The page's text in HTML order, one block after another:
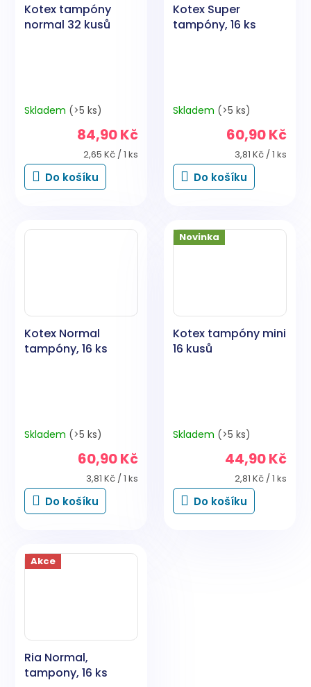
Kotex tampóny
normal 32 kusů
Skladem (>5 ks)
84,90 Kč
Měrná
cena:
2,65 Kč / 1 ks
Do košíku
Kotex Super
tampóny, 16 ks
Skladem (>5 ks)
60,90 Kč
Měrná
cena:
3,81 Kč / 1 ks
Do košíku
Kotex Normal
tampóny, 16 ks
Skladem (>5 ks)
60,90 Kč
Měrná
cena:
3,81 Kč / 1 ks
Do košíku
Novinka
Kotex tampóny mini
16 kusů
Skladem (>5 ks)
44,90 Kč
Měrná
cena:
2,81 Kč / 1 ks
Do košíku
Akce
Ria Normal,
tampony, 16 ks